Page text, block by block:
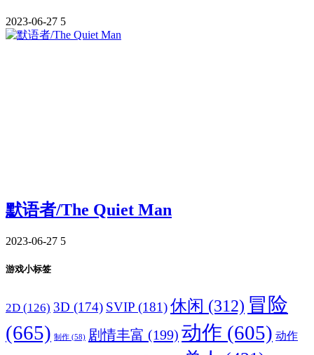
2023-06-27 5
默语者/The Quiet Man
2023-06-27 5
游戏小标签
2D (126) 3D (174) SVIP (181)休闲 (312) 冒险
(665) 制作 (58) 剧情丰富 (199) 动作 (605) 动作